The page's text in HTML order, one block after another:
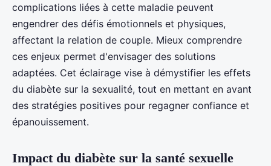
complications liées à cette maladie peuvent
engendrer des défis émotionnels et physiques,
affectant la relation de couple. Mieux comprendre
ces enjeux permet d'envisager des solutions
adaptées. Cet éclairage vise à démystifier les effets
du diabète sur la sexualité, tout en mettant en avant
des stratégies positives pour regagner confiance et
épanouissement.
Impact du diabète sur la santé sexuelle